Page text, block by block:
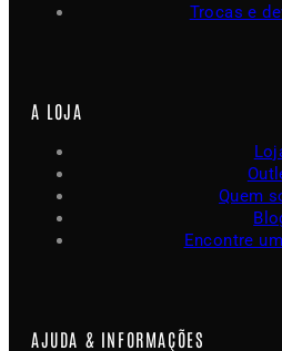
Trocas e
A LOJA
Quem
Encontre
AJUDA & INFORMAÇÕES